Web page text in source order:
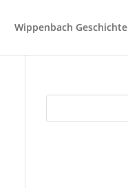
Wippenbach Geschichte